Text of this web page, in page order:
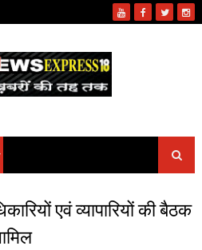
एवं व्यापारियों की बैठक